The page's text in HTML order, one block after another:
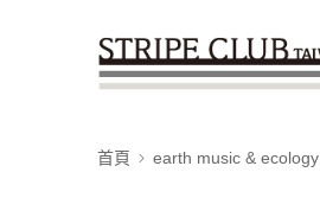
首頁 earth music & ecology